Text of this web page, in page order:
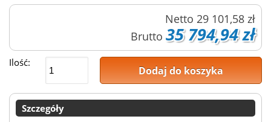
Netto 29 101,58 zł
Brutto 35 794,94 zł
Ilość:
Dodaj do koszyka
Szczegóły